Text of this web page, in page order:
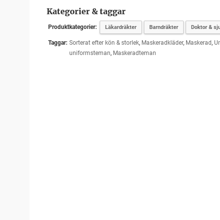
Kategorier & taggar
Produktkategorier: Läkardräkter Barndräkter Doktor &
Taggar: Sorterat efter kön & storlek, Maskeradkläder, Maskerad,
uniformsteman, Maskeradteman